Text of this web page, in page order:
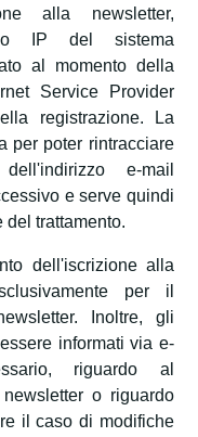
alla newsletter,
IP del sistema
al momento della
Service Provider
registrazione. La
per poter rintracciare
e-mail
e serve quindi
trattamento.
dell'iscrizione alla
per il
Inoltre, gli
informati via e-
riguardo al
o riguardo
il caso di modifiche